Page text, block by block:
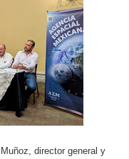
director general y